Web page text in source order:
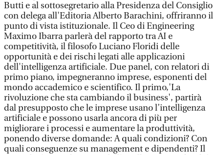
Butti e al sottosegretario alla Presidenza del Consiglio
con delega all'Editoria Alberto Barachini, offriranno il
punto di vista istituzionale. Il Ceo di Engineering
Maximo Ibarra parlerà del rapporto tra AI e
competitività, il filosofo Luciano Floridi delle
opportunità e dei rischi legati alle applicazioni
dell'intelligenza artificiale. Due panel, con relatori di
primo piano, impegneranno imprese, esponenti del
mondo accademico e scientifico. Il primo,'La
rivoluzione che sta cambiando il business', partirà
dal presupposto che le imprese usano l’intelligenza
artificiale e possono usarla ancora di più per
migliorare i processi e aumentare la produttività,
ponendo diverse domande: A quali condizioni? Con
quali conseguenze su management e dipendenti? Il